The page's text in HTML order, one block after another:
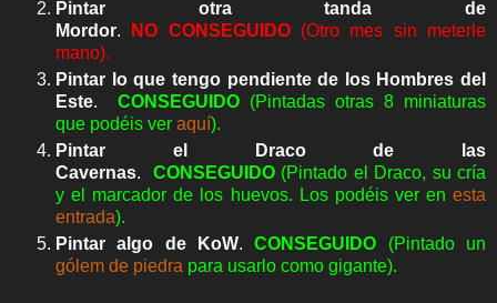
Pintar otra tanda de
Mordor. NO CONSEGUIDO(Otro mes sin meterle
mano).
Pintar lo que tengo pendiente de los Hombres del
Este. CONSEGUIDO (Pintadas otras 8 miniaturas
que podéis ver aquí).
Pintar el Draco de las
Cavernas. CONSEGUIDO(Pintado el Draco, su cría
y el marcador de los huevos. Los podéis ver en esta
entrada).
Pintar algo de KoW.CONSEGUIDO (Pintado un
gólem de piedra para usarlo como gigante).